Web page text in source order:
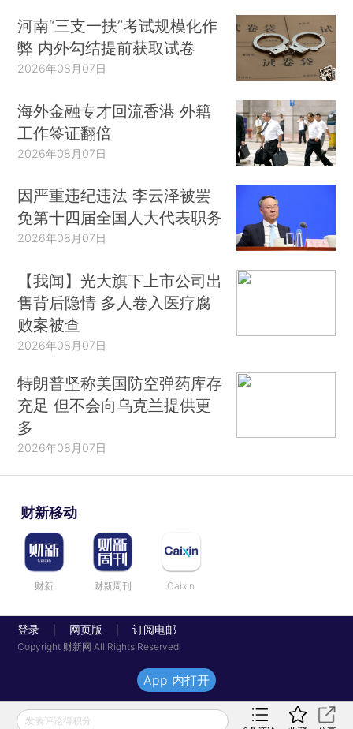
河南“三支一扶”考试规模化作
弊 内外勾结提前获取试卷
2026年08月07日
海外金融专才回流香港 外籍
工作签证翻倍
2026年08月07日
因严重违纪违法 李云泽被罢
免第十四届全国人大代表职务
2026年08月07日
【我闻】光大旗下上市公司出
售背后隐情 多人卷入医疗腐
败案被查
2026年08月07日
特朗普坚称美国防空弹药库存
充足 但不会向乌克兰提供更
多
2026年08月07日
财新移动
财新 财新周刊 Caixin
登录 网页版 订阅电邮
Copyright 财新网 All Rights Reserved
发表评论得积分
App 内打开